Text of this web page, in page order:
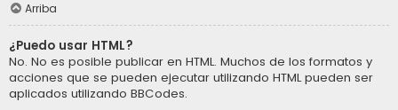
Arriba
¿Puedo usar HTML?
No. No es posible publicar en HTML. Muchos de los formatos y
acciones que se pueden ejecutar utilizando HTML pueden ser
aplicados utilizando BBCodes.